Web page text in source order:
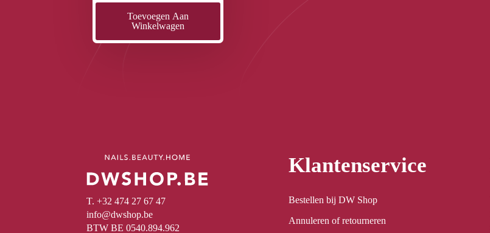
Toevoegen Aan
Winkelwagen
T. +32 474 27 67 47
info@dwshop.be
BTW BE 0540.894.962
Klantenservice
Bestellen bij DW Shop
Annuleren of retourneren